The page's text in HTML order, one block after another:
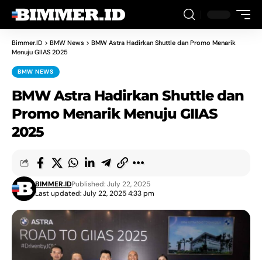
Bimmer.ID > BMW News > BMW Astra Hadirkan Shuttle dan Promo Menarik
Menuju GIIAS 2025
BMW NEWS
BMW Astra Hadirkan Shuttle dan
Promo Menarik Menuju GIIAS
2025
Last updated: July 22, 2025 4:33 pm
BIMMER.IDPublished: July 22, 2025